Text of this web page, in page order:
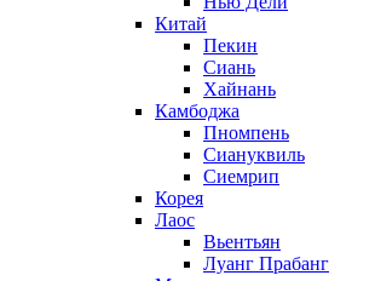
Китай
Пекин
Сиань
Хайнань
Камбоджа
Пномпень
Сиануквиль
Сиемрип
Корея
Лаос
Вьентьян
Луанг Прабанг